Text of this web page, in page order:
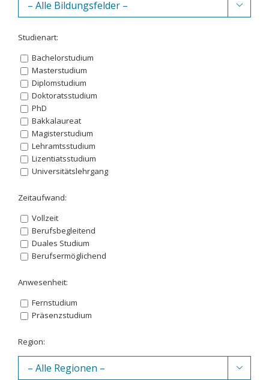

Studienart:
Bachelorstudium
Masterstudium
Diplomstudium
Doktoratsstudium
PhD
Bakkalaureat
Magisterstudium
Lehramtsstudium
Lizentiatsstudium
Universitätslehrgang
Zeitaufwand:
Vollzeit
Berufsbegleitend
Duales Studium
Berufsermöglichend
Anwesenheit:
Fernstudium
Präsenzstudium
Region:
